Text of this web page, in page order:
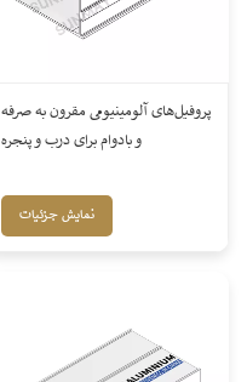
پروفیل‌های آلومینیومی مقرون به صرفه
و بادوام برای درب و پنجره
نمایش جزئیات